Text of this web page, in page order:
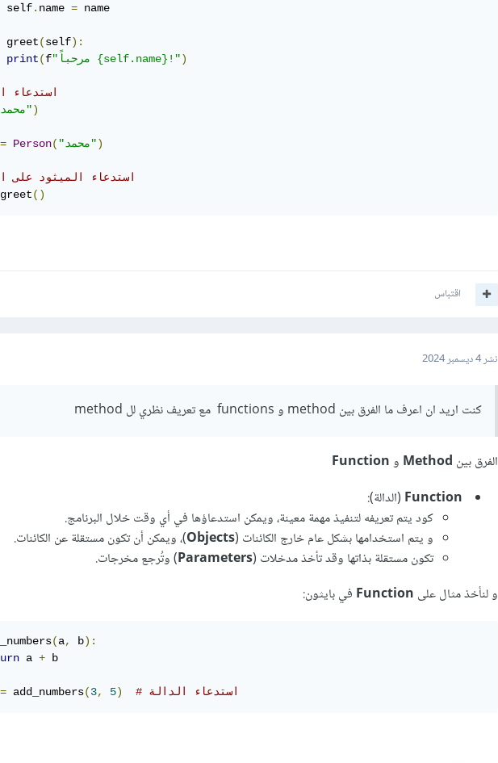
self
. name = name
greet(self):
print(f "مرحباً {self.name}!")
# استدعاء
"محمد")
= Person( "محمد")
# استدعاء الميثود على
greet()
اقتباس
نشر4 ديسمبر 2024
كنت اريد ان اعرف ما الفرق بين method و functions مع تعريف نظري لل method
الفرق بين Method وFunction
Function (الدالة):
كود يتم تعريفه لتنفيذ مهمة معينة، ويمكن استدعاؤها في أي وقت خلال البرنامج.
و يتم استخدامها بشكل عام خارج الكائنات (Objects)، ويمكن أن تكون مستقلة عن الكائنات.
تكون مستقلة بذاتها وقد تأخذ مدخلات (Parameters) وتُرجع مخرجات.
و لنأخذ مثال على Function في بايثون:
(a, b):
a + b
= add_numbers(3, 5) # استدعاء الدالة